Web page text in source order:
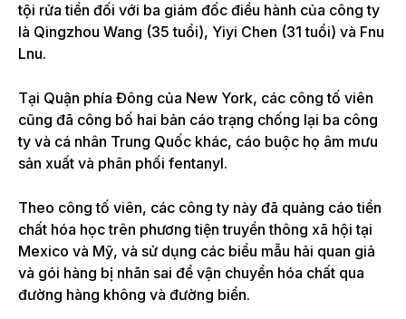
tội rửa tiền đối với ba giám đốc điều hành của công ty
là Qingzhou Wang (35 tuổi), Yiyi Chen (31 tuổi) và Fnu
Lnu.
Tại Quận phía Đông của New York, các công tố viên
cũng đã công bố hai bản cáo trạng chống lại ba công
ty và cá nhân Trung Quốc khác, cáo buộc họ âm mưu
sản xuất và phân phối fentanyl.
Theo công tố viên, các công ty này đã quảng cáo tiền
chất hóa học trên phương tiện truyền thông xã hội tại
Mexico và Mỹ, và sử dụng các biểu mẫu hải quan giả
và gói hàng bị nhãn sai để vận chuyển hóa chất qua
đường hàng không và đường biển.